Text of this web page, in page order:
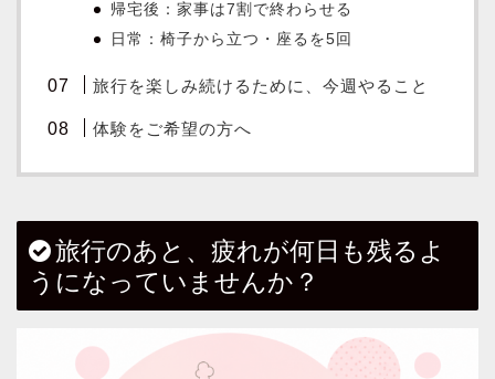
帰宅後：家事は7割で終わらせる
日常：椅子から立つ・座るを5回
旅行を楽しみ続けるために、今週やること
体験をご希望の方へ
旅行のあと、疲れが何日も残るよ
うになっていませんか？